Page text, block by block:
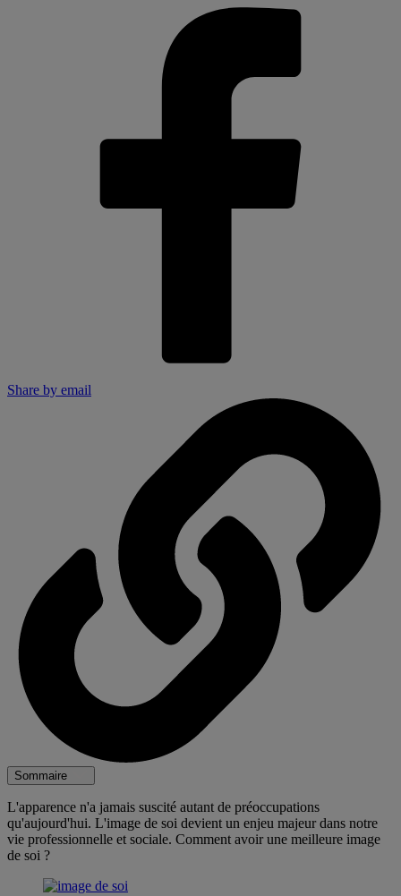
Share by email
Sommaire
L'apparence n'a jamais suscité autant de préoccupations
qu'aujourd'hui. L'image de soi devient un enjeu majeur dans notre
vie professionnelle et sociale. Comment avoir une meilleure image
de soi ?